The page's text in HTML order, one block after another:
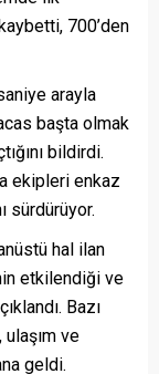
700’den
arayla
başta olmak
bildirdi.
ekipleri enkaz
sürdürüyor.
hal ilan
etkilendiği ve
Bazı
ve
geldi.